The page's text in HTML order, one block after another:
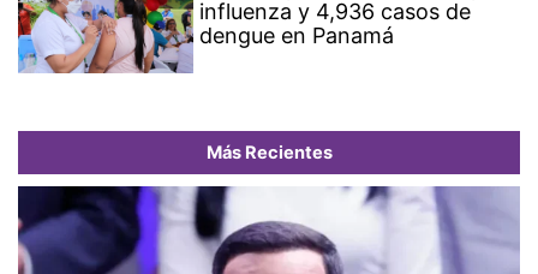
influenza y 4,936 casos de
dengue en Panamá
Más Recientes